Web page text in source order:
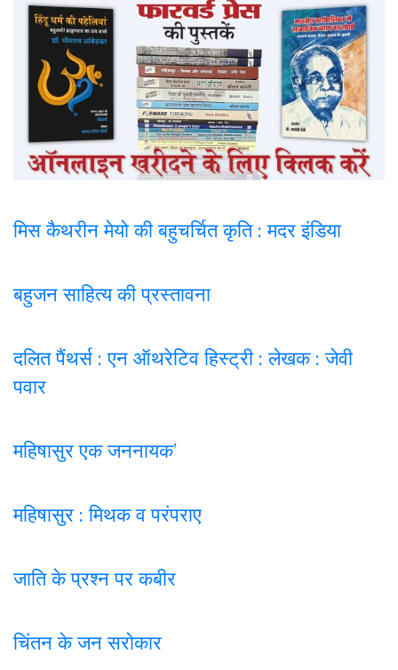
मिस कैथरीन मेयो की बहुचर्चित कृति : मदर इंडिया
बहुजन साहित्य की प्रस्तावना
दलित पैंथर्स : एन ऑथरेटिव हिस्ट्री : लेखक : जेवी
पवार
महिषासुर एक जननायक’
महिषासुर : मिथक व परंपराए
जाति के प्रश्न पर कबीर
चिंतन के जन सरोकार